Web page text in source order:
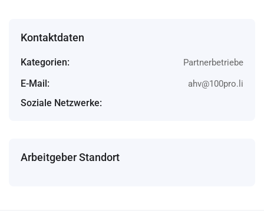
Kontaktdaten
Kategorien: Partnerbetriebe
E-Mail: ahv@100pro.li
Soziale Netzwerke:
Arbeitgeber Standort